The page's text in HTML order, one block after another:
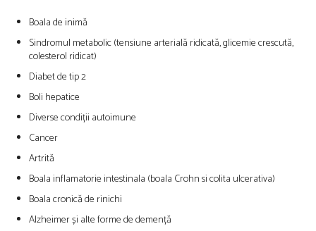
Boala de inimă
Sindromul metabolic (tensiune arterială ridicată, glicemie crescută,
colesterol ridicat)
Diabet de tip 2
Boli hepatice
Diverse condiții autoimune
Cancer
Artrită
Boala inflamatorie intestinala (boala Crohn si colita ulcerativa)
Boala cronică de rinichi
Alzheimer și alte forme de demență